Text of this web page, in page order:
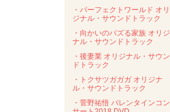
・パーフェクトワールド オリ
ジナル・サウンドトラック
・向かいのバズる家族 オリジ
ナル・サウンドトラック
・後妻業 オリジナル・サウン
ドトラック
・トクサツガガガ オリジナ
ル・サウンドトラック
・菅野祐悟 バレンタインコン